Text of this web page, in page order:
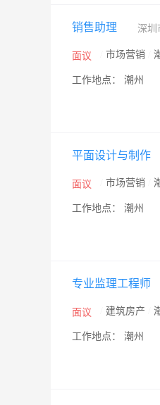
销售助理 深圳
面议 市场营销
工作地点： 潮州
平面设计与制作
面议 市场营销
工作地点： 潮州
专业监理工程师
面议 建筑房产
工作地点： 潮州